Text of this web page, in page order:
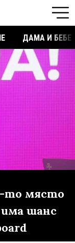
ДАМА И БЕБЕ
то място
има шанс